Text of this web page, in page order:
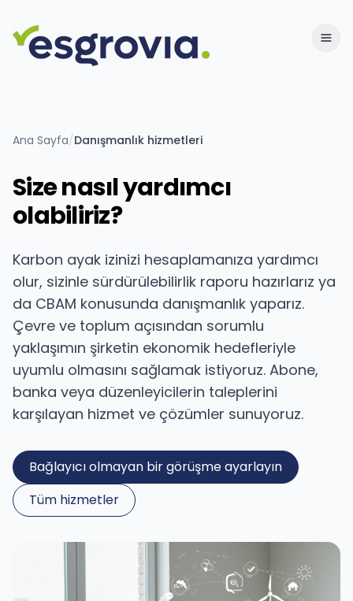
Ana Sayfa/Danışmanlık hizmetleri
Size nasıl yardımcı
olabiliriz?
Karbon ayak izinizi hesaplamanıza yardımcı
olur, sizinle sürdürülebilirlik raporu hazırlarız ya
da CBAM konusunda danışmanlık yaparız.
Çevre ve toplum açısından sorumlu
yaklaşımın şirketin ekonomik hedefleriyle
uyumlu olmasını sağlamak istiyoruz. Abone,
banka veya düzenleyicilerin taleplerini
karşılayan hizmet ve çözümler sunuyoruz.
Bağlayıcı olmayan bir görüşme ayarlayın
Tüm hizmetler